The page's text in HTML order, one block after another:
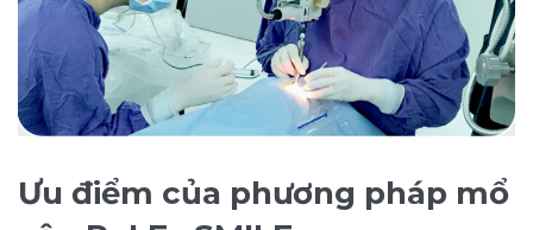
Ưu điểm của phương pháp mổ